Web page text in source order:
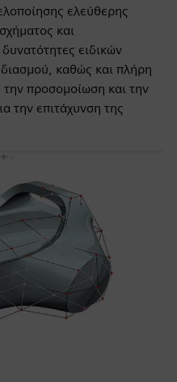
ελεύθερης
και
ειδικών
καθώς και πλήρη
προσομοίωση και την
την επιτάχυνση της